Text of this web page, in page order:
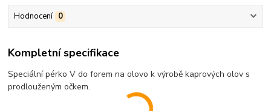
Hodnocení 0
Kompletní specifikace
Speciální pérko V do forem na olovo k výrobě kaprových olov s
prodlouženým očkem.